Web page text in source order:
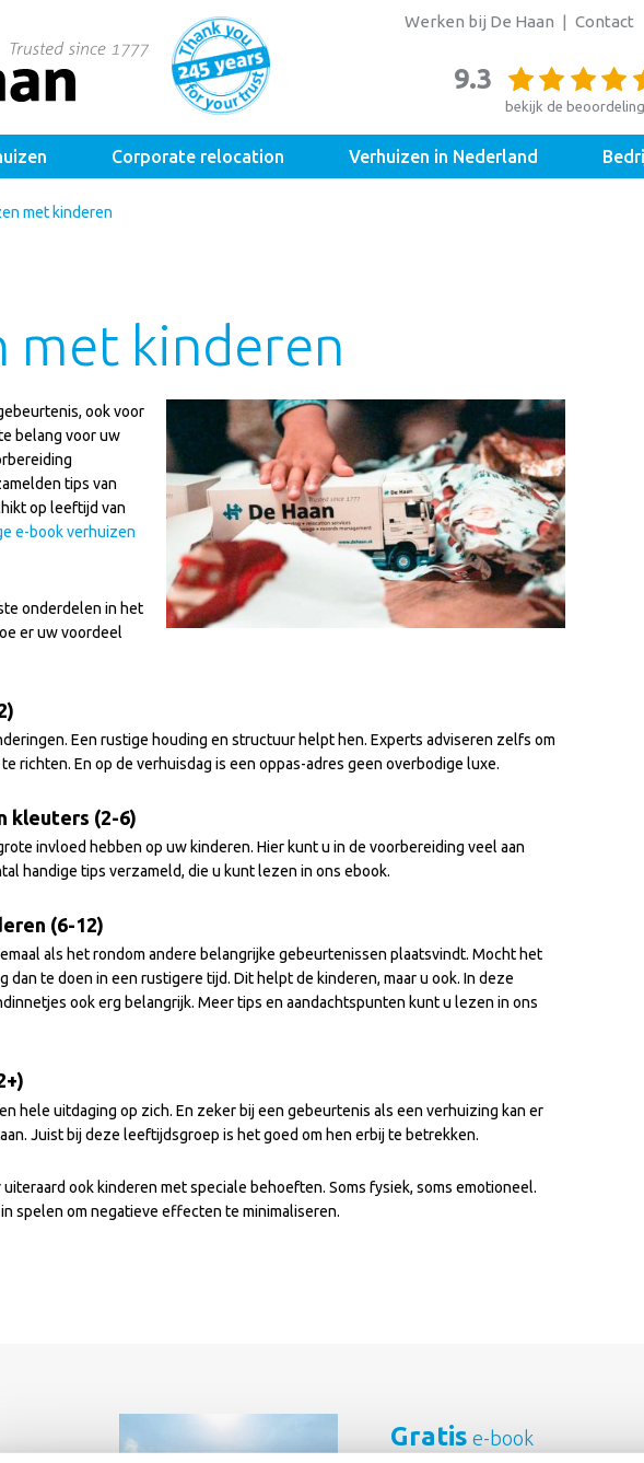
Werken bij De Haan Contact
bekijk de
9.3
Corporate relocation Verhuizen in Nederland
met kinderen
met kinderen
ook voor
belang voor uw
tips van
op leeftijd van
e-book verhuizen
onderdelen in het
er uw voordeel
Een rustige houding en structuur helpt hen. Experts adviseren zelfs om
richten. En op de verhuisdag is een oppas-adres geen overbodige luxe.
kleuters (2-6)
invloed hebben op uw kinderen. Hier kunt u in de voorbereiding veel aan
handige tips verzameld, die u kunt lezen in ons ebook.
(6-12)
als het rondom andere belangrijke gebeurtenissen plaatsvindt. Mocht het
dan te doen in een rustigere tijd. Dit helpt de kinderen, maar u ook. In deze
ook erg belangrijk. Meer tips en aandachtspunten kunt u lezen in ons
hele uitdaging op zich. En zeker bij een gebeurtenis als een verhuizing kan er
Juist bij deze leeftijdsgroep is het goed om hen erbij te betrekken.
ook kinderen met speciale behoeften. Soms fysiek, soms emotioneel.
spelen om negatieve effecten te minimaliseren.
Gratis e-book